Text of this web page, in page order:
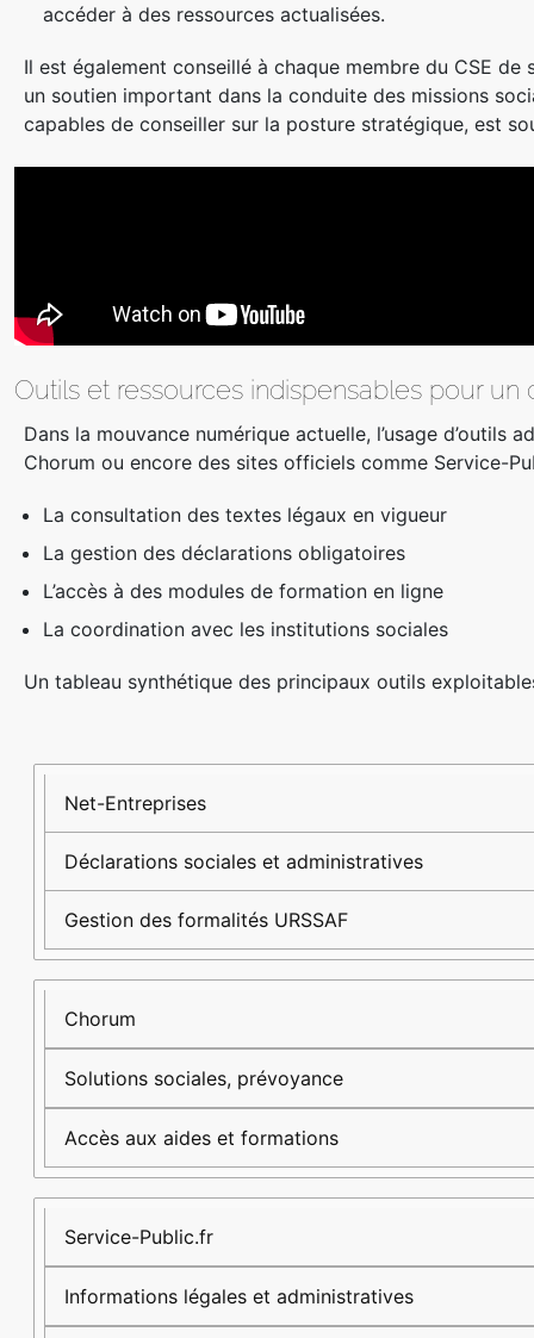
accéder à des ressources actualisées.
Il est également conseillé à chaque membre du CSE
un soutien important dans la conduite des missions
capables de conseiller sur la posture stratégique, est
Outils et ressources indispensables pour
Dans la mouvance numérique actuelle, l’usage
Chorum ou encore des sites officiels comme Service-
La consultation des textes légaux en vigueur
La gestion des déclarations obligatoires
L’accès à des modules de formation en ligne
La coordination avec les institutions sociales
Un tableau synthétique des principaux outils
Outil
Fonction
principale
Usage
recommandé
Net-Entreprises
Déclarations sociales et administratives
Gestion des formalités URSSAF
Chorum
Solutions sociales, prévoyance
Accès aux aides et formations
Service-Public.fr
Informations légales et administratives